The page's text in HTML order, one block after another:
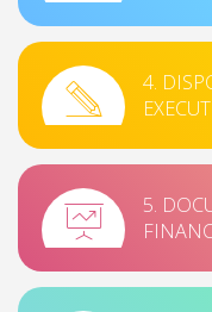
4.
5.